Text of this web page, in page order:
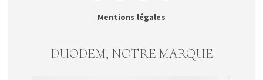
Mentions légales
DUODEM, NOTRE MARQUE